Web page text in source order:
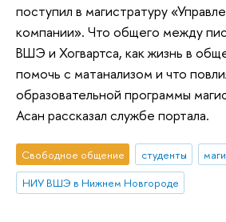
поступил в магистратуру
компании». Что общего между
ВШЭ и Хогвартса, как жизнь в
помочь с матанализом и что
образовательной программы
Асан рассказал службе портала.
Свободное общение студенты
НИУ ВШЭ в Нижнем Новгороде